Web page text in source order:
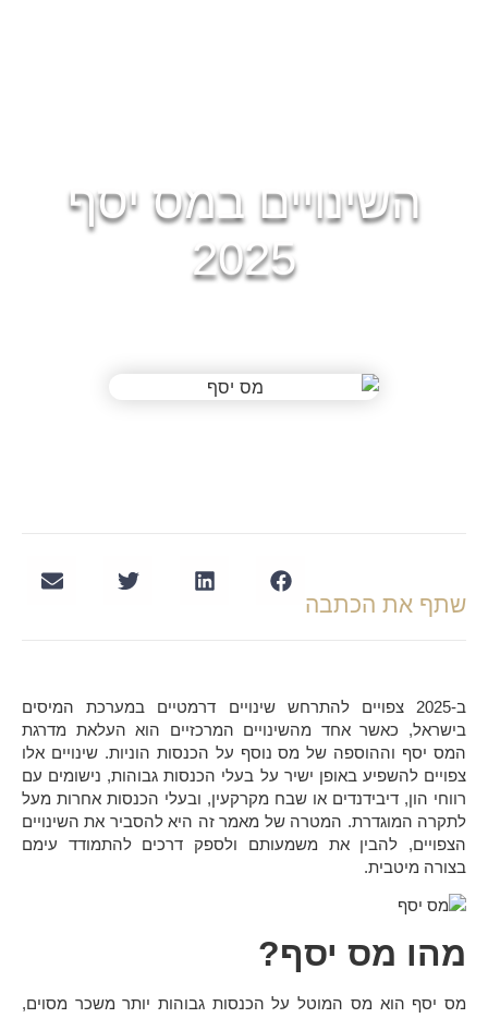
השינויים במס יסף
2025
שתף את הכתבה
ב-2025 צפויים להתרחש שינויים דרמטיים במערכת המיסים
בישראל, כאשר אחד מהשינויים המרכזיים הוא העלאת מדרגת
המס יסף וההוספה של מס נוסף על הכנסות הוניות. שינויים אלו
צפויים להשפיע באופן ישיר על בעלי הכנסות גבוהות, נישומים עם
רווחי הון, דיבידנדים או שבח מקרקעין, ובעלי הכנסות אחרות מעל
לתקרה המוגדרת. המטרה של מאמר זה היא להסביר את השינויים
הצפויים, להבין את משמעותם ולספק דרכים להתמודד עימם
בצורה מיטבית.
מהו מס יסף?
מס יסף הוא מס המוטל על הכנסות גבוהות יותר משכר מסוים,